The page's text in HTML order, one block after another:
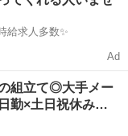
！高時給求人多数✨
Ad
組立て◎大手メー
勤×土日祝休み…